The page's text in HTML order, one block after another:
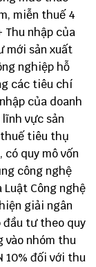
miễn thuế 4
Thu nhập của
mới sản xuất
nghiệp hỗ
các tiêu chí
của doanh
vực sản
tiêu thụ
quy mô vốn
công nghệ
Công nghệ
giải ngân
đầu tư theo quy
vào nhóm thu
10% đối với thu